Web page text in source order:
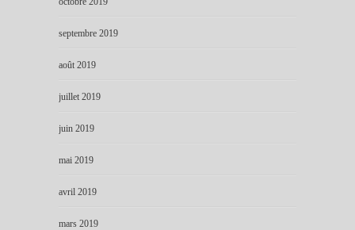
septembre 2019
août 2019
juillet 2019
juin 2019
mai 2019
avril 2019
mars 2019